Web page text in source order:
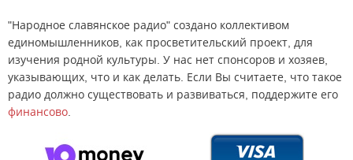
"Народное славянское радио" создано коллективом
единомышленников, как просветительский проект, для
изучения родной культуры. У нас нет спонсоров и хозяев,
указывающих, что и как делать. Если Вы считаете, что такое
радио должно существовать и развиваться, поддержите его
финансово